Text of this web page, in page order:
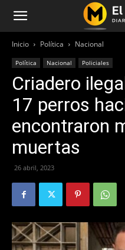
Inicio Política Nacional
Política Nacional Policiales
Criadero
17 perros
encontraron
muertas
26 abril, 2023